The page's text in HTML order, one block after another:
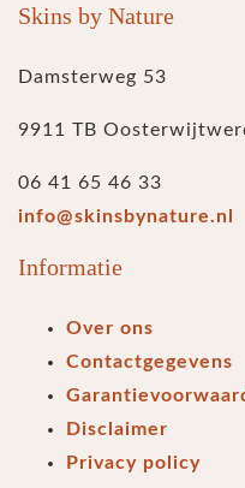
Skins by Nature
Damsterweg 53
9911 TB
06 41 65 46 33
info@skinsbynature.nl
Informatie
Over ons
Contactgegevens
Disclaimer
Privacy policy